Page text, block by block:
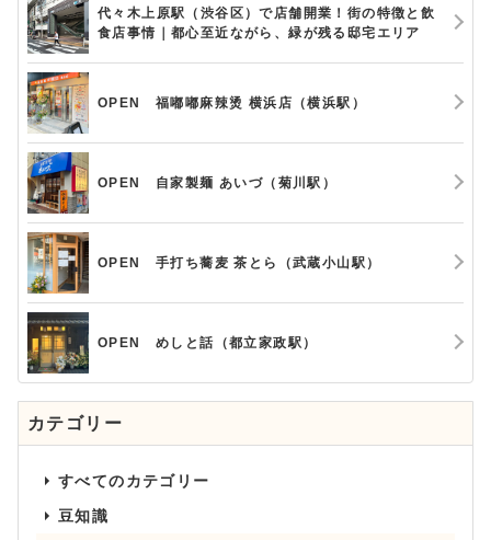
代々木上原駅（渋谷区）で店舗開業！街の特徴と飲
食店事情｜都心至近ながら、緑が残る邸宅エリア
OPEN 福嘟嘟麻辣烫 横浜店（横浜駅）
OPEN 自家製麺 あいづ（菊川駅）
OPEN 手打ち蕎麦 茶とら（武蔵小山駅）
OPEN めしと話（都立家政駅）
カテゴリー
すべてのカテゴリー
豆知識